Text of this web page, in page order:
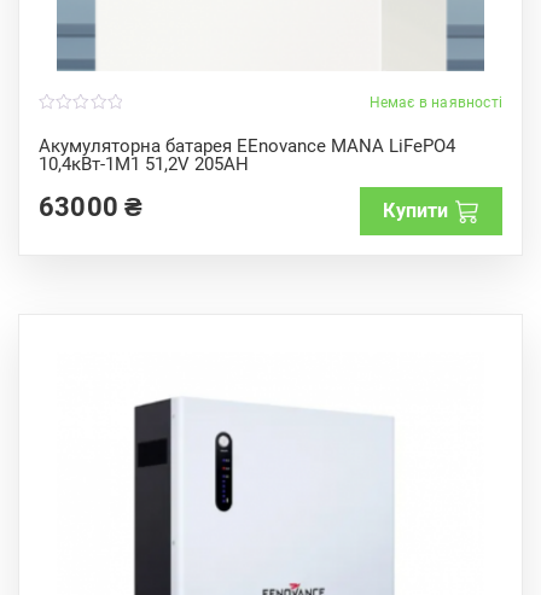
Немає в наявності
Акумуляторна батарея EEnovance MANA LiFePO4
10,4кВт-1M1 51,2V 205AH
o
u
t
f
5
63000₴ Купити